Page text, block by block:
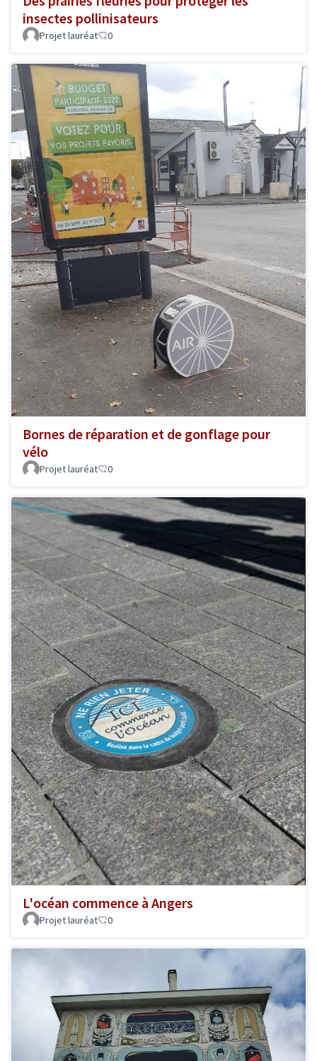
insectes pollinisateurs
Projet lauréat 0
Bornes de réparation et de gonflage pour
vélo
Projet lauréat 0
L'océan commence à Angers
Projet lauréat 0